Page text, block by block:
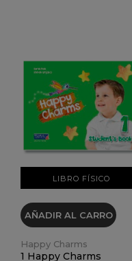
LIBRO FÍSICO
VER DETALLES
AÑADIR AL CARRO
Happy Charms
1 Happy Charms